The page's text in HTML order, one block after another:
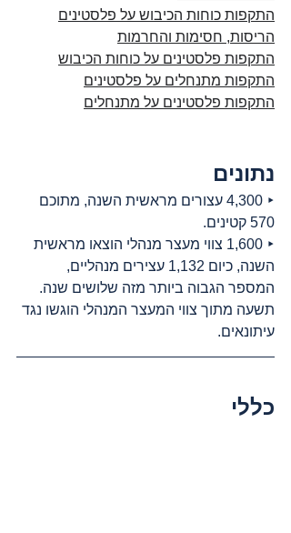
התקפות כוחות הכיבוש על פלסטינים
הריסות, חסימות והחרמות
התקפות פלסטינים על כוחות הכיבוש
התקפות מתנחלים על פלסטינים
התקפות פלסטינים על מתנחלים
נתונים
‣ 4,300 עצורים מראשית השנה, מתוכם
570 קטינים.
‣ 1,600 צווי מעצר מנהלי הוצאו מראשית
השנה, כיום 1,132 עצירים מנהליים,
המספר הגבוה ביותר מזה שלושים שנה.
תשעה מתוך צווי המעצר המנהלי הוגשו נגד
עיתונאים.
כללי